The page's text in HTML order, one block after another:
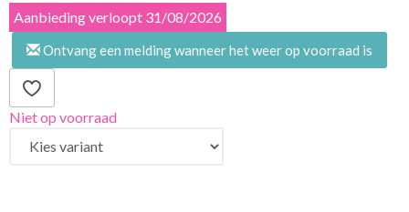
Aanbieding verloopt 31/08/2026
Ontvang een melding wanneer het weer op voorraad is
Niet op voorraad